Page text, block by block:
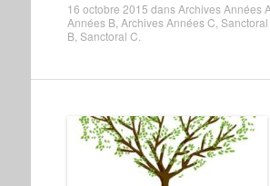
16 octobre 2015 dansArchives Années
Années B, Archives Années C Sanctoral
B, Sanctoral C